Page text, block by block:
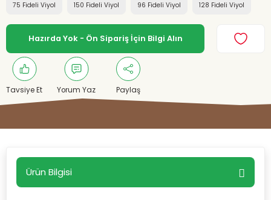
75 Fideli Viyol 150 Fideli Viyol 96 Fideli Viyol 128 Fideli Viyol
Hazırda Yok - Ön Sipariş İçin Bilgi Alın
Tavsiye Et Yorum Yaz Paylaş
Ürün Bilgisi